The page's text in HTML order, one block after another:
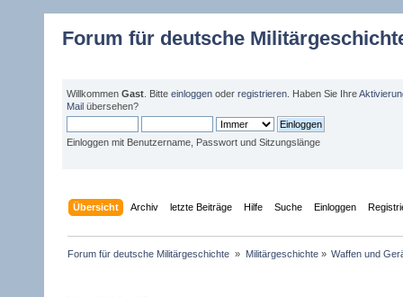
Forum für deutsche
Willkommen Gast . Bitte einloggen oder registrieren . Haben Sie Ihre
Mail übersehen?
Einloggen mit Benutzername, Passwort und Sitzungslänge
Übersicht Archiv letzte Beiträge Hilfe Suche Einloggen
Forum für deutsche Militärgeschichte » Militärgeschichte» Waffen und